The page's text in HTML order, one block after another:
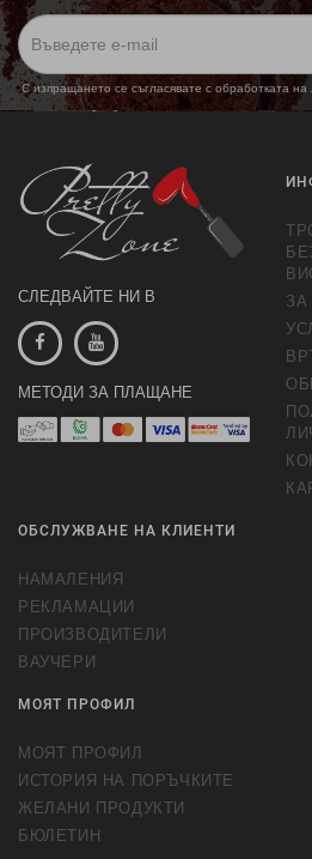
С изпращането се съгласявате с обработката
обработка на маркетингови
СЛЕДВАЙТЕ НИ В
МЕТОДИ ЗА ПЛАЩАНЕ
ЗА
ОБСЛУЖВАНЕ НА КЛИЕНТИ
НАМАЛЕНИЯ
РЕКЛАМАЦИИ
ПРОИЗВОДИТЕЛИ
ВАУЧЕРИ
МОЯТ ПРОФИЛ
МОЯТ ПРОФИЛ
ИСТОРИЯ НА ПОРЪЧКИТЕ
ЖЕЛАНИ ПРОДУКТИ
БЮЛЕТИН